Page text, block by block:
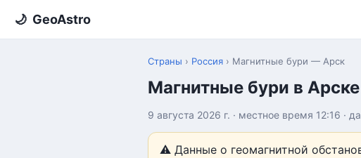
🌙 GeoAstro
Страны › Россия › Магнитные бури — Арск
Магнитные бури в
9 августа 2026 г. · местное время 12:16 ·
⚠️ Данные о геомагнитной